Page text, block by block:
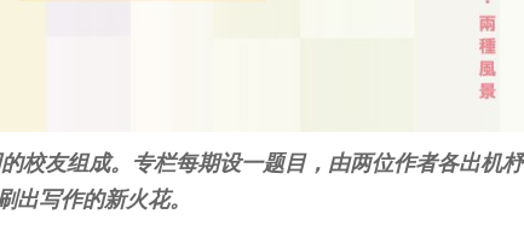
校友组成。专栏每期设一题目，由两位作者各出机杼
写作的新火花。